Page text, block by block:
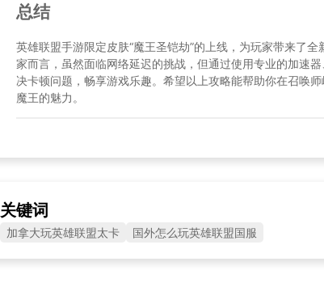
总结
英雄联盟手游限定皮肤“魔王圣铠劫”的上线，为玩家带来了
家而言，虽然面临网络延迟的挑战，但通过使用专业的加速
决卡顿问题，畅享游戏乐趣。希望以上攻略能帮助你在召唤
魔王的魅力。
关键词
加拿大玩英雄联盟太卡 国外怎么玩英雄联盟国服